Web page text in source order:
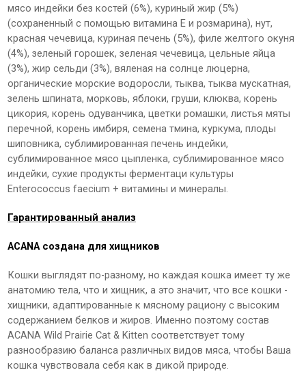
мясо индейки без костей (6%), куриный жир (5%)
(сохраненный с помощью витамина Е и розмарина), нут,
красная чечевица, куриная печень (5%), филе желтого окуня
(4%), зеленый горошек, зеленая чечевица, цельные яйца
(3%), жир сельди (3%), вяленая на солнце люцерна,
органические морские водоросли, тыква, тыква мускатная,
зелень шпината, морковь, яблоки, груши, клюква, корень
цикория, корень одуванчика, цветки ромашки, листья мяты
перечной, корень имбиря, семена тмина, куркума, плоды
шиповника, сублимированная печень индейки,
сублимированное мясо цыпленка, сублимированное мясо
индейки, сухие продукты ферментаци культуры
Enterococcus faecium + витамины и минералы.
Гарантированный анализ
ACANA создана для хищников
Кошки выглядят по-разному, но каждая кошка имеет ту же
анатомию тела, что и хищник, а это значит, что все кошки -
хищники, адаптированные к мясному рациону с высоким
содержанием белков и жиров. Именно поэтому состав
ACANA Wild Prairie Сat & Kitten соответствует тому
разнообразию баланса различных видов мяса, чтобы Ваша
кошка чувствовала себя как в дикой природе.